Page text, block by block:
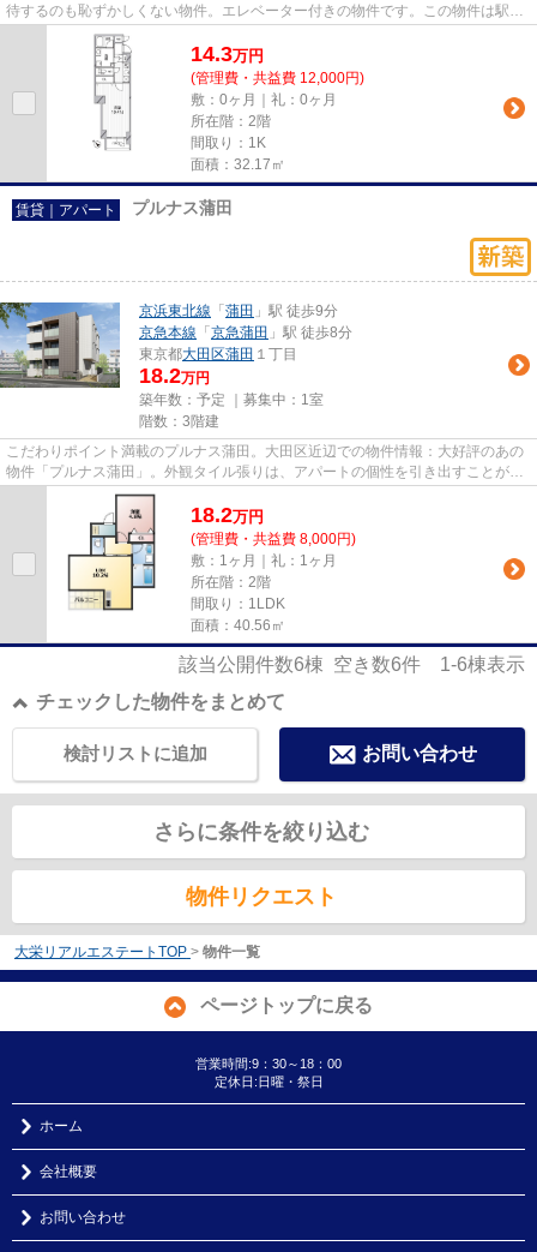
待するのも恥ずかしくない物件。エレベーター付きの物件です。この物件は駅か
ら徒歩3分のマンションです。...
14.3万円
(管理費・共益費 12,000円)
敷：0ヶ月｜礼：0ヶ月
所在階：2階
間取り：1K
面積：32.17㎡
賃貸｜アパート プルナス蒲田
京浜東北線 「 蒲田 」駅 徒歩9分
京急本線 「 京急蒲田 」駅 徒歩8分
東京都大田区蒲田 １丁目
18.2万円
築年数：予定 ｜募集中： 1室
階数：3階建
こだわりポイント満載のプルナス蒲田。大田区近辺での物件情報：大好評のあの
物件「プルナス蒲田」。外観タイル張りは、アパートの個性を引き出すことがで
きます。こだわりの条件とし...
18.2万円
(管理費・共益費 8,000円)
敷：1ヶ月｜礼：1ヶ月
所在階：2階
間取り：1LDK
面積：40.56㎡
該当公開件数6棟 空き数6件 1-6棟表示
チェックした物件をまとめて
お問い合わせ
検討リストに追加
さらに条件を絞り込む
物件リクエスト
大栄リアルエステートTOP > 物件一覧
ページトップに戻る
営業時間:9：30～18：00
定休日:日曜・祭日
ホーム
会社概要
お問い合わせ